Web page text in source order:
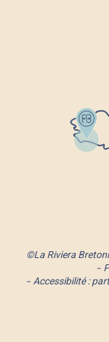
©La Riviera
Accessibilité :